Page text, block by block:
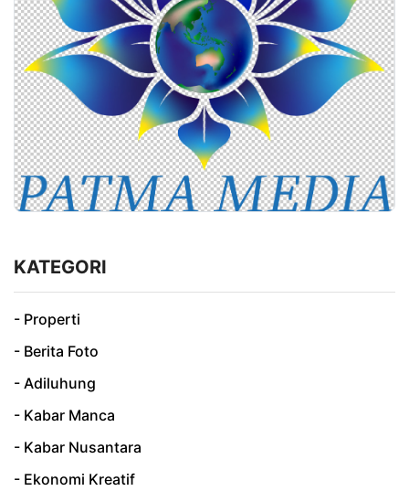
KATEGORI
- Properti
- Berita Foto
- Adiluhung
- Kabar Manca
- Kabar Nusantara
- Ekonomi Kreatif